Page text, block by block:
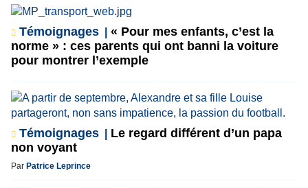
Témoignages
« Pour mes enfants, c’est la
norme » : ces parents qui ont banni la voiture
pour montrer l’exemple
Témoignages
Le regard différent d’un papa
non voyant
Par Patrice Leprince